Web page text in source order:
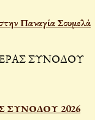
Παναγία Σουμελά
ΣΥΝΟΔΟΥ 2026